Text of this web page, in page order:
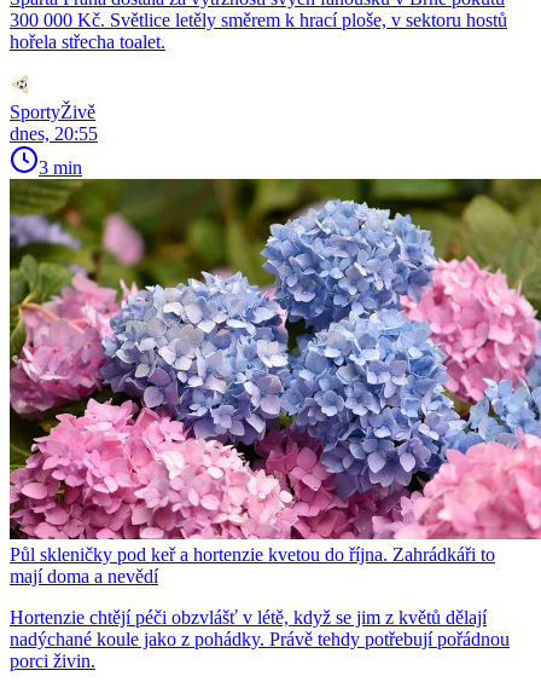
300 000 Kč. Světlice letěly směrem k hrací ploše, v sektoru hostů
hořela střecha toalet.
SportyŽivě
dnes, 20:55
3 min
Půl skleničky pod keř a hortenzie kvetou do října. Zahrádkáři to
mají doma a nevědí
Hortenzie chtějí péči obzvlášť v létě, když se jim z květů dělají
nadýchané koule jako z pohádky. Právě tehdy potřebují pořádnou
porci živin.